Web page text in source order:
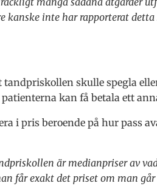
kanske inte har rapporterat
skulle spegla
kan få betala ett
i pris beroende på hur pass
är medianpriser av
får exakt det priset om man